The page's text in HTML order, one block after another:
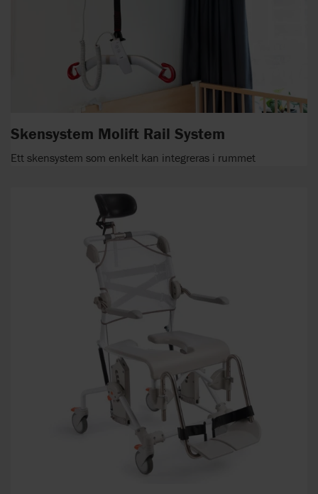
Skensystem Molift Rail System
Ett skensystem som enkelt kan integreras i rummet